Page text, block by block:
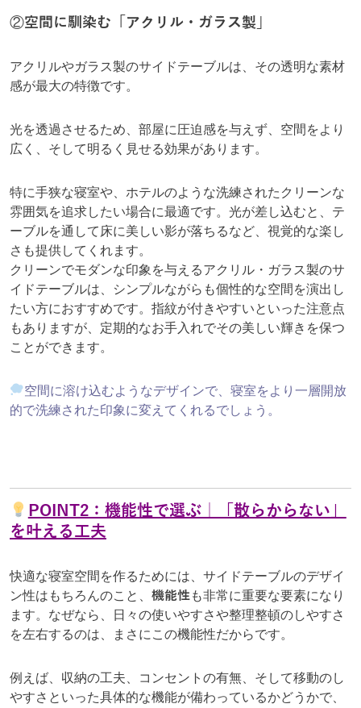
②空間に馴染む「アクリル・ガラス製」
アクリルやガラス製のサイドテーブルは、その透明な素材
感が最大の特徴です。
光を透過させるため、部屋に圧迫感を与えず、空間をより
広く、そして明るく見せる効果があります。
特に手狭な寝室や、ホテルのような洗練されたクリーンな
雰囲気を追求したい場合に最適です。光が差し込むと、テ
ーブルを通して床に美しい影が落ちるなど、視覚的な楽し
さも提供してくれます。
クリーンでモダンな印象を与えるアクリル・ガラス製のサ
イドテーブルは、シンプルながらも個性的な空間を演出し
たい方におすすめです。指紋が付きやすいといった注意点
もありますが、定期的なお手入れでその美しい輝きを保つ
ことができます。
空間に溶け込むようなデザインで、寝室をより一層開放
的で洗練された印象に変えてくれるでしょう。
POINT2：機能性で選ぶ｜「散らからない」
を叶える工夫
快適な寝室空間を作るためには、サイドテーブルのデザイ
ン性はもちろんのこと、 機能性も非常に重要な要素になり
ます。なぜなら、日々の使いやすさや整理整頓のしやすさ
を左右するのは、まさにこの機能性だからです。
例えば、収納の工夫、コンセントの有無、そして移動のし
やすさといった具体的な機能が備わっているかどうかで、